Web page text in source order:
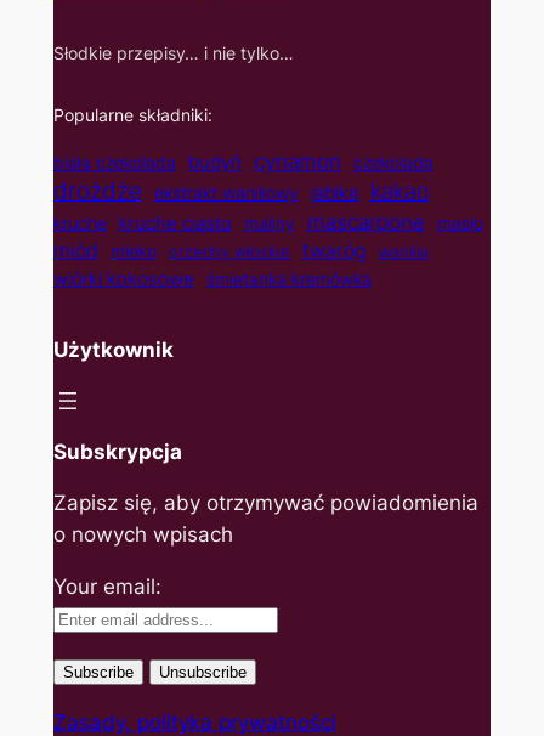
Słodkie przepisy… i nie tylko…
Popularne składniki:
biała czekolada budyń cynamon czekolada
drożdże ekstrakt waniliowy jabłka kakao
kruche kruche ciasto maliny mascarpone masło
miód mleko orzechy włoskie twaróg wanilia
wiórki kokosowe śmietanka kremówka
Użytkownik
Subskrypcja
Zapisz się, aby otrzymywać powiadomienia
o nowych wpisach
Your email:
Zasady, polityka prywatności